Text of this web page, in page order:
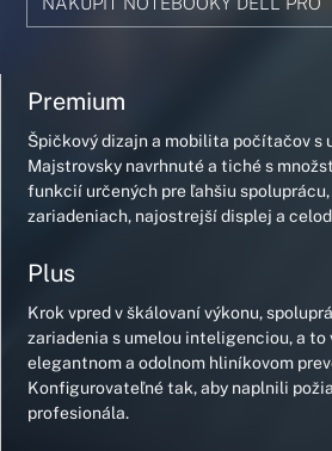
Premium
Špičkový dizajn a mobilita počítačov s
Majstrovsky navrhnuté a tiché s
funkcií určených pre ľahšiu
zariadeniach, najostrejší displej a
Plus
Krok vpred v škálovaní výkonu,
zariadenia s umelou inteligenciou, a to
elegantnom a odolnom hliníkovom
Konfigurovateľné tak, aby naplnili
profesionála.